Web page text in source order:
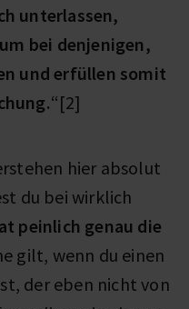
unterlassen,
bei denjenigen,
und erfüllen somit
“[2]
hier absolut
du bei wirklich
peinlich genau die
gilt, wenn du einen
der eben nicht von